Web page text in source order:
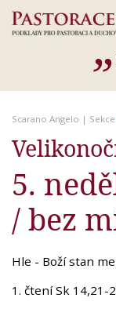
Scarano Angelo | Sekce:
5.
/ bez
Hle - Boží stan
1. čtení Sk 14,21-